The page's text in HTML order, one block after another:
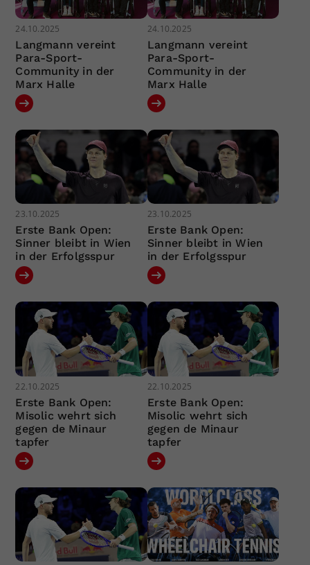
24.10.2025
Langmann vereint
Para-Sport-
Community in der
Marx Halle
24.10.2025
Langmann vereint
Para-Sport-
Community in der
Marx Halle
23.10.2025
Erste Bank Open:
Sinner bleibt in Wien
in der Erfolgsspur
23.10.2025
Erste Bank Open:
Sinner bleibt in Wien
in der Erfolgsspur
22.10.2025
Erste Bank Open:
Misolic wehrt sich
gegen de Minaur
tapfer
22.10.2025
Erste Bank Open:
Misolic wehrt sich
gegen de Minaur
tapfer